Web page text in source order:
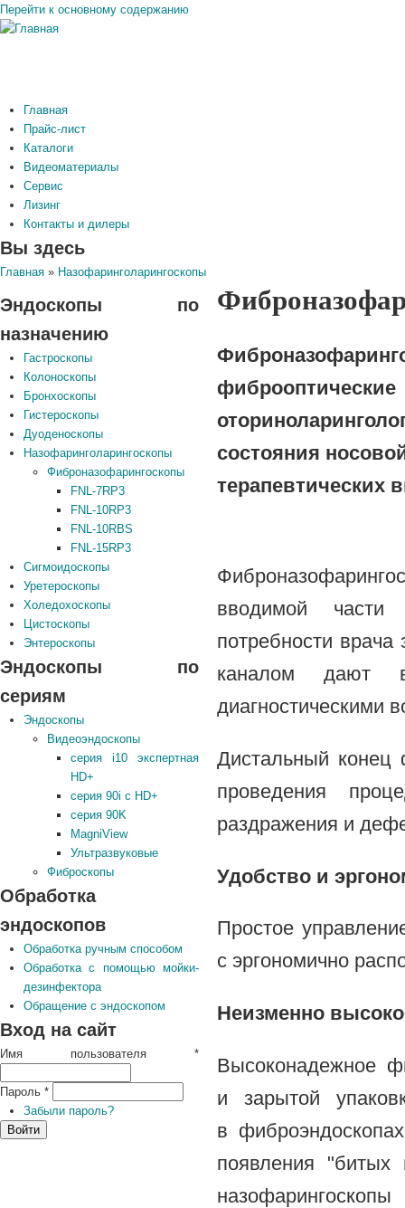
Перейти к основному содержанию
Главная
Прайс-лист
Каталоги
Видеоматериалы
Сервис
Лизинг
Контакты и дилеры
Вы здесь
Главная » Назофаринголарингоскопы
состояния
терапевтических
вводимой части
потребности
каналом дают
диагностическими
Дистальный конец
проведения
раздражения и
Удобство и
Простое
с эргономично
Неизменно
Высоконадежное
и зарытой
в
появления "битых
Эндоскопы по
назначению
Гастроскопы
Колоноскопы
Бронхоскопы
Гистероскопы
Дуоденоскопы
Назофаринголарингоскопы
Фиброназофарингоскопы
FNL-7RP3
FNL-10RP3
FNL-10RBS
FNL-15RP3
Сигмоидоскопы
Уретероскопы
Холедохоскопы
Цистоскопы
Энтероскопы
Эндоскопы по
сериям
Эндоскопы
Видеоэндоскопы
серия i10 экспертная
HD+
серия 90i с HD+
серия 90K
MagniView
Ультразвуковые
Фиброскопы
Обработка
эндоскопов
Обработка ручным способом
Обработка с помощью мойки-
дезинфектора
Обращение с эндоскопом
Вход на сайт
Имя пользователя *
Пароль *
Забыли пароль?